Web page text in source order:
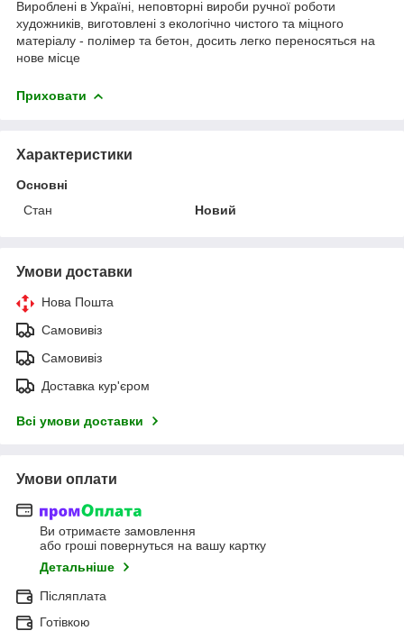
Вироблені в Україні, неповторні вироби ручної роботи
художників, виготовлені з екологічно чистого та міцного
матеріалу - полімер та бетон, досить легко переносяться на
нове місце
Приховати
Характеристики
Основні
Стан
Новий
Умови доставки
Нова Пошта
Самовивіз
Самовивіз
Доставка кур'єром
Всі умови доставки
Умови оплати
Ви отримаєте замовлення
або гроші повернуться на вашу картку
Детальніше
Післяплата
Готівкою